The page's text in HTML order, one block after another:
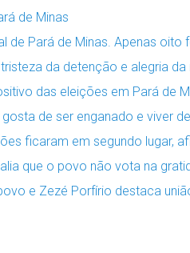
de Minas
de Pará de Minas. Apenas oito
da detenção e alegria
das eleições em Pará de
de ser enganado e viver de
ficaram em segundo lugar,
que o povo não vota na
e Zezé Porfírio destaca